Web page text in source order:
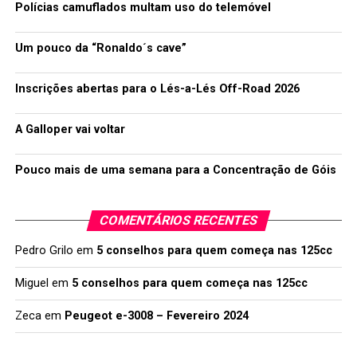
Polícias camuflados multam uso do telemóvel
Um pouco da “Ronaldo´s cave”
Inscrições abertas para o Lés-a-Lés Off-Road 2026
A Galloper vai voltar
Pouco mais de uma semana para a Concentração de Góis
COMENTÁRIOS RECENTES
Pedro Grilo em 5 conselhos para quem começa nas 125cc
Miguel em 5 conselhos para quem começa nas 125cc
Zecaem Peugeot e-3008 – Fevereiro 2024